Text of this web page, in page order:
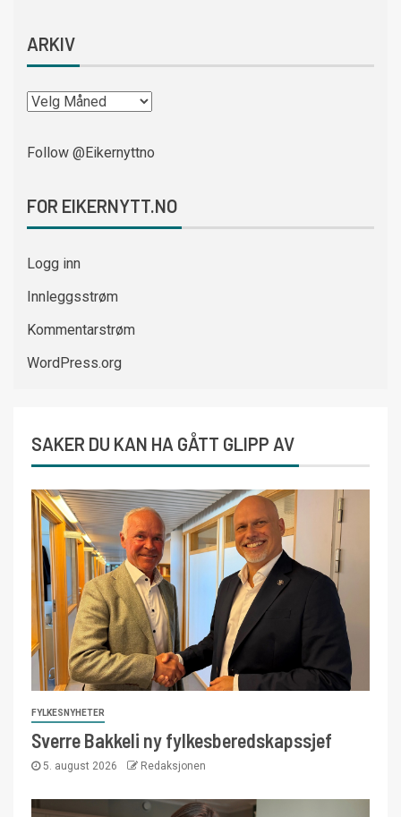
ARKIV
Follow @Eikernyttno
FOR EIKERNYTT.NO
Logg inn
Innleggsstrøm
Kommentarstrøm
WordPress.org
SAKER DU KAN HA GÅTT GLIPP AV
FYLKESNYHETER
Sverre Bakkeli ny fylkesberedskapssjef
5. august 2026 Redaksjonen